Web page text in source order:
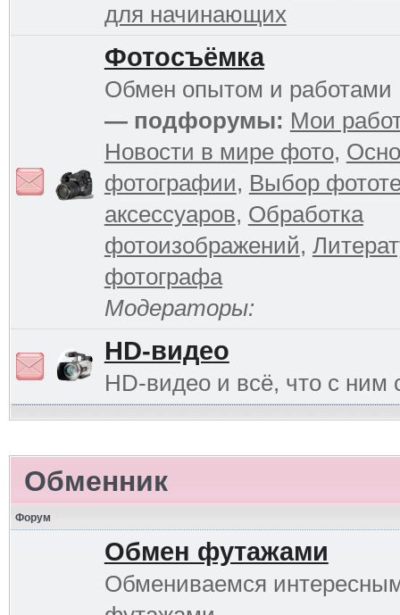
для начинающих
Фотосъёмка
Обмен опытом и работами
— подфорумы: Мои
Новости в мире фото,
фотографии, Выбор
аксессуаров, Обработка
фотоизображений,
фотографа
Модераторы:
HD-видео
HD-видео и всё, что с ним
Обменник
Форум
Обмен футажами
Обмениваемся